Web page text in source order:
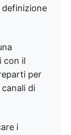
definizione
con il
per
di
i